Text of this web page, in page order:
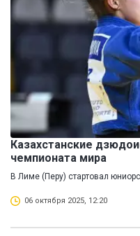
Казахстанские
чемпионата мира
В Лиме (Перу) стартовал
06 октября 2025, 12:20